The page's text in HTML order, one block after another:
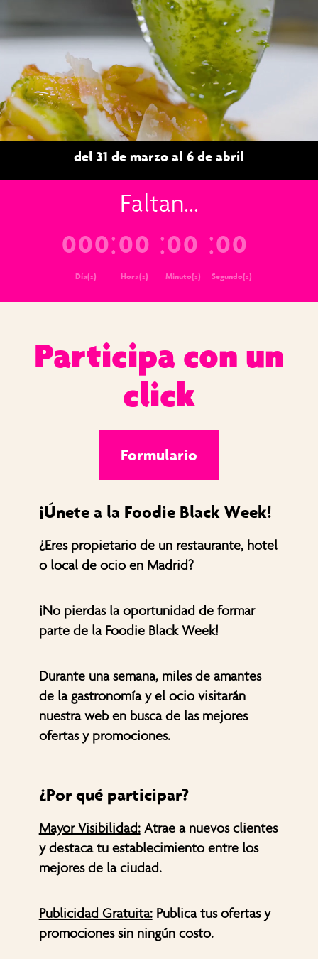
vídeo
del 31 de marzo al 6 de abril
Faltan...
000
Día(s)
00
Hora(s)
00
Minuto(s)
00
Segundo(s)
Participa con un
click
Formulario
¡Únete a la Foodie Black Week!
¿Eres propietario de un restaurante, hotel
o local de ocio en Madrid?
¡No pierdas la oportunidad de formar
parte de la Foodie Black Week!
Durante una semana, miles de amantes
de la gastronomía y el ocio visitarán
nuestra web en busca de las mejores
ofertas y promociones.
¿Por qué participar?
Mayor Visibilidad: Atrae a nuevos clientes
y destaca tu establecimiento entre los
mejores de la ciudad.
Publicidad Gratuita:Publica tus ofertas y
promociones sin ningún costo.